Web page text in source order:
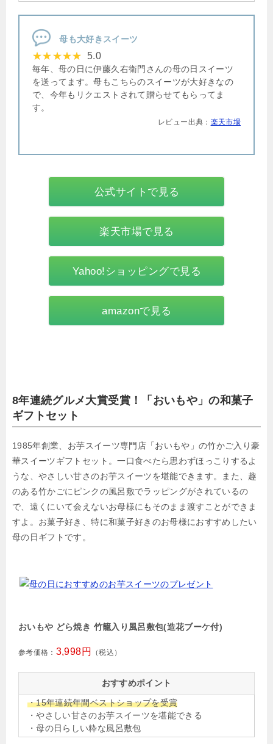
母も大好きスイーツ
5.0
毎年、母の日に伊藤久右衛門さんの母の日スイーツ
を送ってます。母もこちらのスイーツが大好きなの
で、今年もリクエストされて贈らせてもらってま
す。
レビュー出典： 楽天市場
公式サイトで見る
楽天市場で見る
Yahoo!ショッピングで見る
amazonで見る
8年連続グルメ大賞受賞！「おいもや」の和菓子
ギフトセット
1985年創業、お芋スイーツ専門店「おいもや」の竹かご入り豪
華スイーツギフトセット。一口食べたら思わずほっこりするよ
うな、やさしい甘さのお芋スイーツを堪能できます。また、趣
のある竹かごにピンクの風呂敷でラッピングがされているの
で、遠くにいて会えないお母様にもそのまま渡すことができま
すよ。お菓子好き、特に和菓子好きのお母様におすすめしたい
母の日ギフトです。
おいもや どら焼き 竹籠入り風呂敷包(造花ブーケ付)
参考価格： 3,998円 （税込）
おすすめポイント
・15年連続年間ベストショップを受賞
・やさしい甘さのお芋スイーツを堪能できる
・母の日らしい粋な風呂敷包